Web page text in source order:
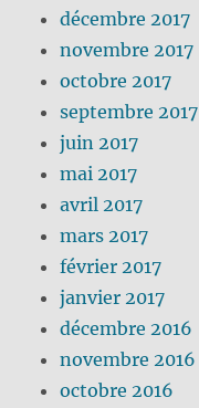
décembre 2017
novembre 2017
octobre 2017
septembre 2017
juin 2017
mai 2017
avril 2017
mars 2017
février 2017
janvier 2017
décembre 2016
novembre 2016
octobre 2016